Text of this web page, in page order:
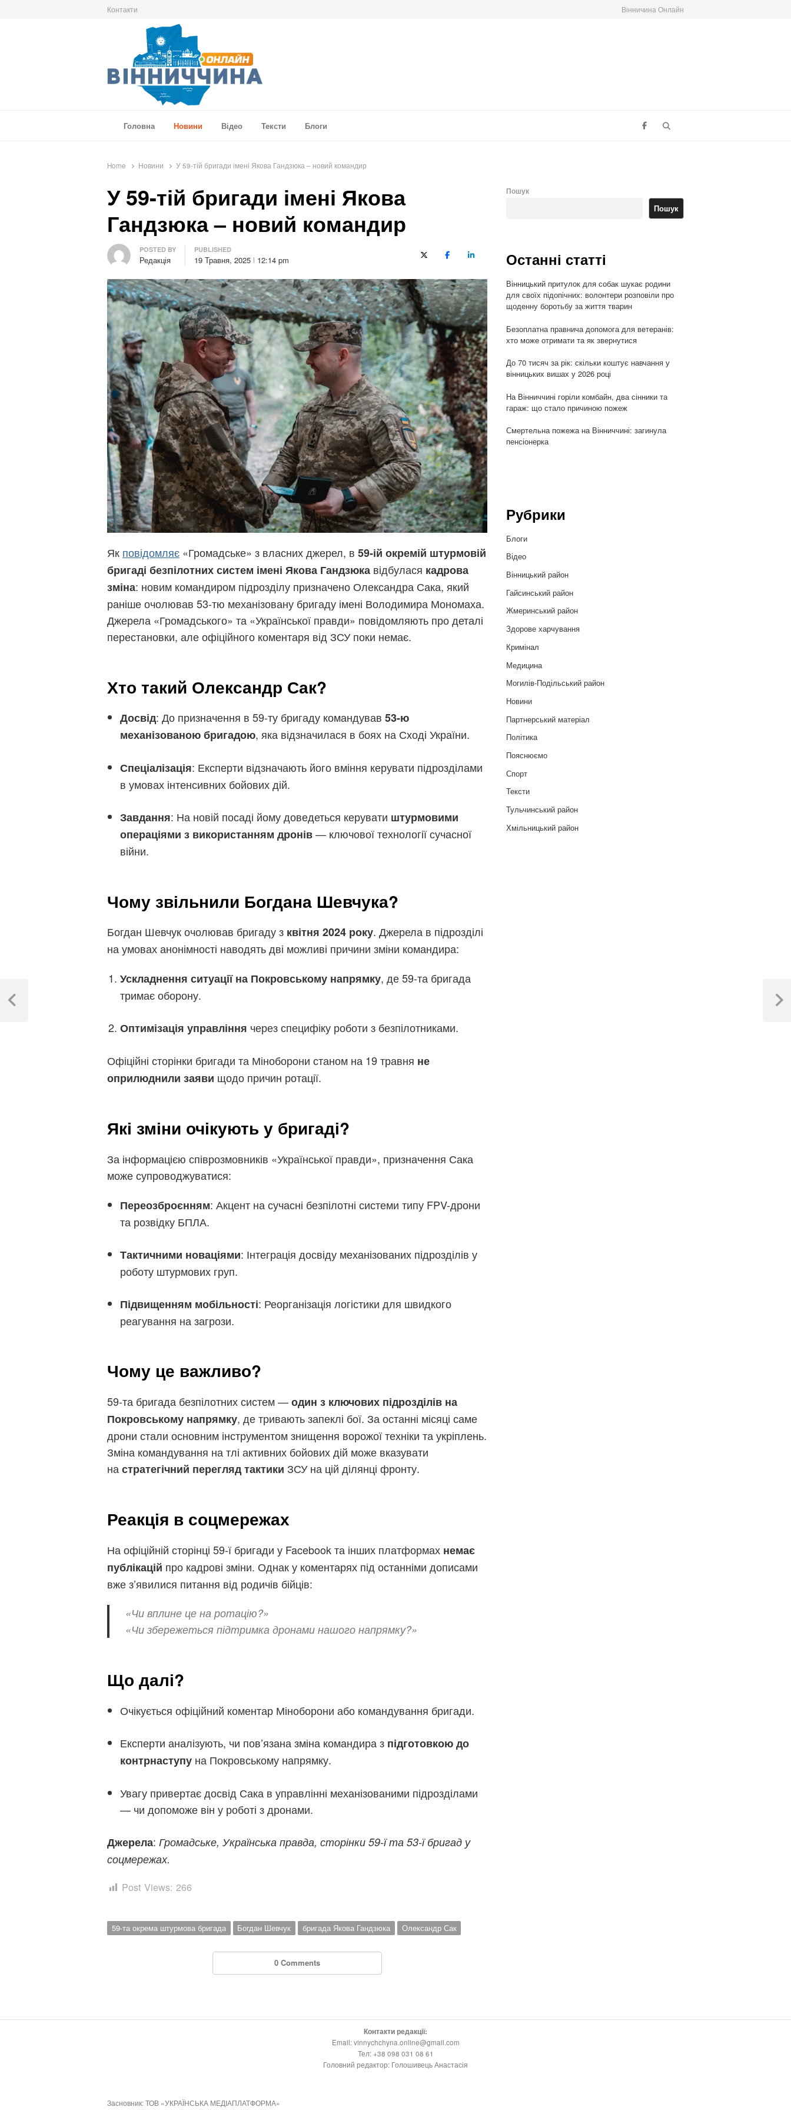
Контакти Вінничина Онлайн
Головна
Новини Відео Тексти Блоги
Home Новини У 59-тій бригади імені Якова Гандзюка – новий командир
У 59-тій бригади імені Якова
Гандзюка – новий командир
Author
POSTED BY
Редакція
PUBLISHED
19 Травня, 2025 12:14 pm X (Twitter)FacebookLinkedIn
Як повідомляє «Громадське» з власних джерел, в 59-ій окремій штурмовій
бригаді безпілотних систем імені Якова Гандзюка відбулася кадрова
зміна: новим командиром підрозділу призначено Олександра Сака, який
раніше очолював 53-тю механізовану бригаду імені Володимира Мономаха.
Джерела «Громадського» та «Української правди» повідомляють про деталі
перестановки, але офіційного коментаря від ЗСУ поки немає.
Хто такий Олександр Сак?
Досвід: До призначення в 59-ту бригаду командував 53-ю
механізованою бригадою, яка відзначилася в боях на Сході України.
Спеціалізація: Експерти відзначають його вміння керувати підрозділами
в умовах інтенсивних бойових дій.
Завдання: На новій посаді йому доведеться керувати штурмовими
операціями з використанням дронів— ключової технології сучасної
війни.
Чому звільнили Богдана Шевчука?
Богдан Шевчук очолював бригаду з квітня 2024 року. Джерела в підрозділі
на умовах анонімності наводять дві можливі причини зміни командира:
Ускладнення ситуації на Покровському напрямку, де 59-та бригада
тримає оборону.
Оптимізація управління через специфіку роботи з безпілотниками.
Офіційні сторінки бригади та Міноборони станом на 19 травня не
оприлюднили заяви щодо причин ротації.
Які зміни очікують у бригаді?
За інформацією співрозмовників «Української правди», призначення Сака
може супроводжуватися:
Переозброєнням: Акцент на сучасні безпілотні системи типу FPV-дрони
та розвідку БПЛА.
Тактичними новаціями: Інтеграція досвіду механізованих підрозділів у
роботу штурмових груп.
Підвищенням мобільності: Реорганізація логістики для швидкого
реагування на загрози.
Чому це важливо?
59-та бригада безпілотних систем —один з ключових підрозділів на
Покровському напрямку, де тривають запеклі бої. За останні місяці саме
дрони стали основним інструментом знищення ворожої техніки та укріплень.
Зміна командування на тлі активних бойових дій може вказувати
на стратегічний перегляд тактики ЗСУ на цій ділянці фронту.
Реакція в соцмережах
На офіційній сторінці 59-ї бригади у Facebook та інших платформах немає
публікацій про кадрові зміни. Однак у коментарях під останніми дописами
вже з’явилися питання від родичів бійців:
«Чи вплине це на ротацію?»
«Чи збережеться підтримка дронами нашого напрямку?»
Що далі?
Очікується офіційний коментар Міноборони або командування бригади.
Експерти аналізують, чи пов’язана зміна командира з підготовкою до
контрнаступуна Покровському напрямку.
Увагу привертає досвід Сака в управлінні механізованими підрозділами
— чи допоможе він у роботі з дронами.
Джерела: Громадське, Українська правда, сторінки 59-ї та 53-ї бригад у
соцмережах.
Post Views: 266
59-та окрема штурмова бригада Богдан Шевчук бригада Якова Гандзюка Олександр Сак
0 Comments
записів
Previous
Next
Пошук
Пошук
Останні статті
Вінницький притулок для собак шукає родини
для своїх підопічних: волонтери розповіли про
щоденну боротьбу за життя тварин
Безоплатна правнича допомога для ветеранів:
хто може отримати та як звернутися
До 70 тисяч за рік: скільки коштує навчання у
вінницьких вишах у 2026 році
На Вінниччині горіли комбайн, два сінники та
гараж: що стало причиною пожеж
Смертельна пожежа на Вінниччині: загинула
пенсіонерка
Рубрики
Блоги
Відео
Вінницький район
Гайсинський район
Жмеринський район
Здорове харчування
Кримінал
Медицина
Могилів-Подільський район
Новини
Партнерський матеріал
Політика
Пояснюємо
Спорт
Тексти
Тульчинський район
Хмільницький район
Контакти редакції:
Email: vinnychchyna.online@gmail.com
Тел: +38 098 031 08 61
Головний редактор: Голошивець Анастасія
Засновник: ТОВ «УКРАЇНСЬКА МЕДІАПЛАТФОРМА»